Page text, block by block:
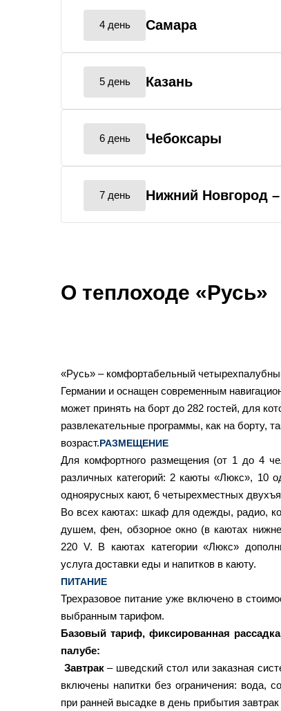
4 день Самара
5 день Казань
6 день Чебоксары
7 день Нижний Новгород
О теплоходе «Русь»
«Русь» – комфортабельный
Германии и оснащен современным
может принять на борт до 282 гостей, для
развлекательные программы, как на борту,
возраст.РАЗМЕЩЕНИЕ
Для комфортного размещения (от 1 до 4
различных категорий: 2 каюты «Люкс», 10
одноярусных кают, 6 четырехместных
Во всех каютах: шкаф для одежды, радио,
душем, фен, обзорное окно (в каютах
220 V. В каютах категории «Люкс»
услуга доставки еды и напитков в каюту.
ПИТАНИЕ
Трехразовое питание уже включено в
выбранным тарифом.
Базовый тариф, фиксированная
палубе:
Завтрак– шведский стол или заказная
включены напитки без ограничения: вода,
при ранней высадке в день прибытия